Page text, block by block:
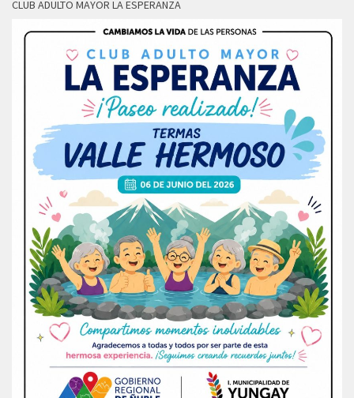
CLUB ADULTO MAYOR LA ESPERANZA